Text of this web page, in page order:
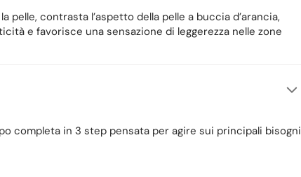
pelle, contrasta l’aspetto della pelle a buccia d’arancia,
e favorisce una sensazione di leggerezza nelle zone
completa in 3 step pensata per agire sui principali bisogni